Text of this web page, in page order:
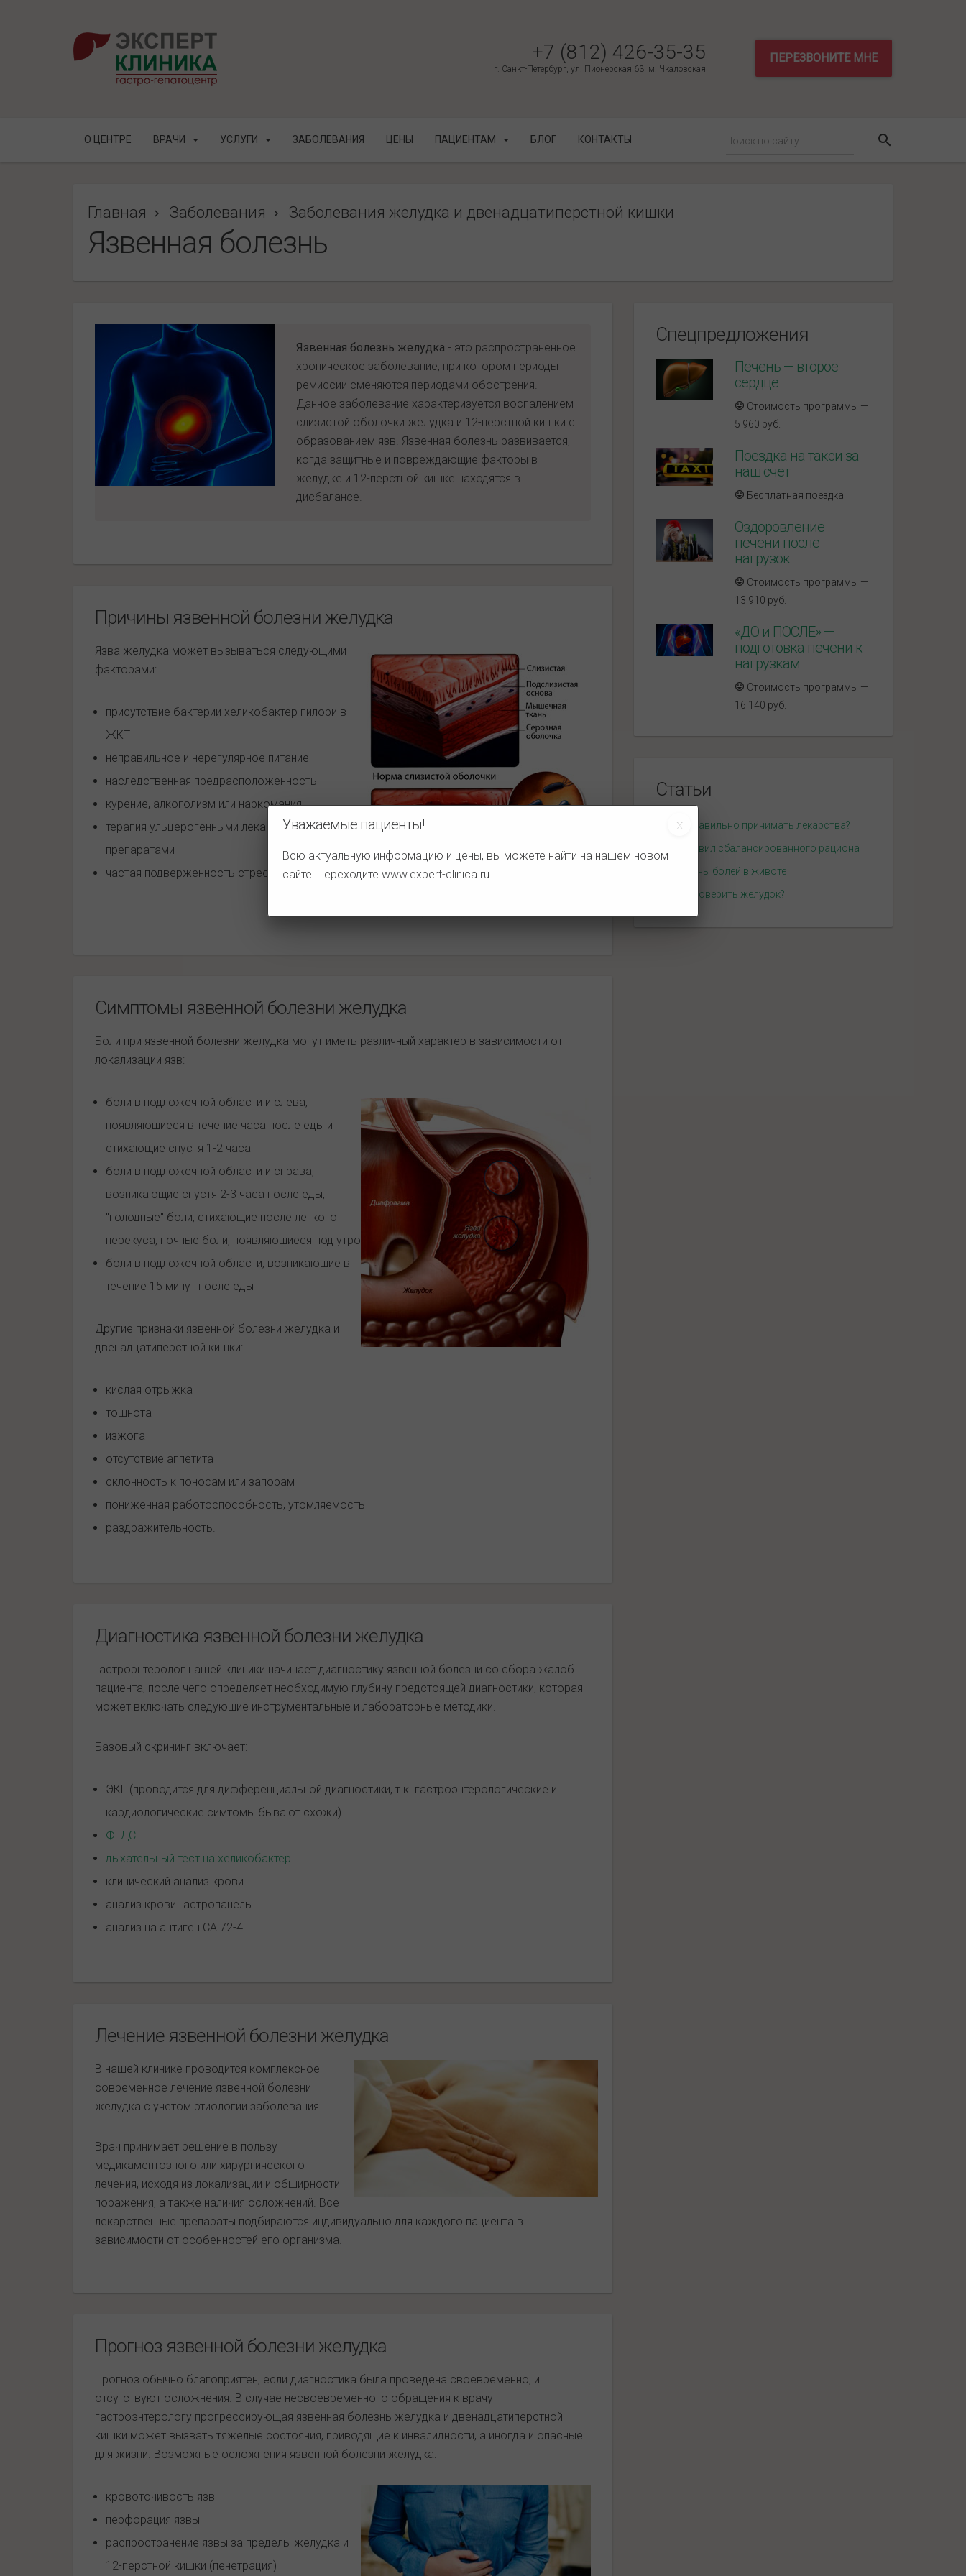
Уважаемые пациенты!
Всю актуальную информацию и цены, вы можете найти на нашем новом
сайте! Переходите www.expert-clinica.ru
+7 (812) 426-35-35
г. Санкт-Петербург, ул. Пионерская 63, м. Чкаловская
ПЕРЕЗВОНИТЕ МНЕ
О ЦЕНТРЕ ВРАЧИ УСЛУГИ ЗАБОЛЕВАНИЯ ЦЕНЫ ПАЦИЕНТАМ БЛОГ КОНТАКТЫ
Главная Заболевания Заболевания желудка и двенадцатиперстной кишки
Язвенная болезнь
Язвенная болезнь желудка - это распространенное
хроническое заболевание, при котором периоды
ремиссии сменяются периодами обострения.
Данное заболевание характеризуется воспалением
слизистой оболочки желудка и 12-перстной кишки с
образованием язв. Язвенная болезнь развивается,
когда защитные и повреждающие факторы в
желудке и 12-перстной кишке находятся в
дисбалансе.
Причины язвенной болезни желудка
Язва желудка может вызываться следующими
факторами:
присутствие бактерии хеликобактер пилори в
ЖКТ
неправильное и нерегулярное питание
наследственная предрасположенность
курение, алкоголизм или наркомания
терапия ульцерогенными лекарственными
препаратами
частая подверженность стрессам.
Симптомы язвенной болезни желудка
Боли при язвенной болезни желудка могут иметь различный характер в зависимости от
локализации язв:
боли в подложечной области и слева,
появляющиеся в течение часа после еды и
стихающие спустя 1-2 часа
боли в подложечной области и справа,
возникающие спустя 2-3 часа после еды,
"голодные" боли, стихающие после легкого
перекуса, ночные боли, появляющиеся под утро
боли в подложечной области, возникающие в
течение 15 минут после еды
Другие признаки язвенной болезни желудка и
двенадцатиперстной кишки:
кислая отрыжка
тошнота
изжога
отсутствие аппетита
склонность к поносам или запорам
пониженная работоспособность, утомляемость
раздражительность.
Диагностика язвенной болезни желудка
Гастроэнтеролог нашей клиники начинает диагностику язвенной болезни со сбора жалоб
пациента, после чего определяет необходимую глубину предстоящей диагностики, которая
может включать следующие инструментальные и лабораторные методики.
Базовый скрининг включает:
ЭКГ (проводится для дифференциальной диагностики, т.к. гастроэнтерологические и
кардиологические симтомы бывают схожи)
ФГДС
дыхательный тест на хеликобактер
клинический анализ крови
анализ крови Гастропанель
анализ на антиген СА 72-4.
Лечение язвенной болезни желудка
В нашей клинике проводится комплексное
современное лечение язвенной болезни
желудка с учетом этиологии заболевания.
Врач принимает решение в пользу
медикаментозного или хирургического
лечения, исходя из локализации и обширности
поражения, а также наличия осложнений. Все
лекарственные препараты подбираются индивидуально для каждого пациента в
зависимости от особенностей его организма.
Прогноз язвенной болезни желудка
Прогноз обычно благоприятен, если диагностика была проведена своевременно, и
отсутствуют осложнения. В случае несвоевременного обращения к врачу-
гастроэнтерологу прогрессирующая язвенная болезнь желудка и двенадцатиперстной
кишки может вызвать тяжелые состояния, приводящие к инвалидности, а иногда и опасные
для жизни. Возможные осложнения язвенной болезни желудка:
кровоточивость язв
перфорация язвы
распространение язвы за пределы желудка и
12-перстной кишки (пенетрация)
Спецпредложения
Печень — второе
сердце
Стоимость программы —
5 960 руб.
Поездка на такси за
наш счет
Бесплатная поездка
Оздоровление
печени после
нагрузок
Стоимость программы —
13 910 руб.
«ДО и ПОСЛЕ» —
подготовка печени к
нагрузкам
Стоимость программы —
16 140 руб.
Статьи
Как правильно принимать лекарства?
10 правил сбалансированного рациона
Причины болей в животе
Как проверить желудок?